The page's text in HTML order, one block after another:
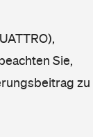
Sie,
zu